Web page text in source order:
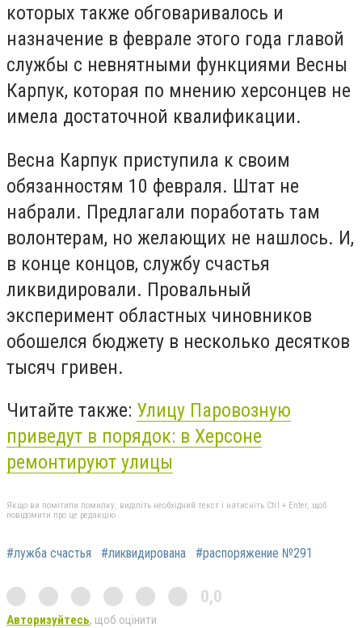
которых также обговаривалось и
назначение в феврале этого года главой
службы с невнятными функциями Весны
Карпук, которая по мнению херсонцев не
имела достаточной квалификации.
Весна Карпук приступила к своим
обязанностям 10 февраля. Штат не
набрали. Предлагали поработать там
волонтерам, но желающих не нашлось. И,
в конце концов, службу счастья
ликвидировали. Провальный
эксперимент областных чиновников
обошелся бюджету в несколько десятков
тысяч гривен.
Читайте также: Улицу Паровозную
приведут в порядок: в Херсоне
ремонтируют улицы
Якщо ви помітили помилку, виділіть необхідний текст і натисніть Ctrl + Enter, щоб
повідомити про це редакцію
#лужба счастья #ликвидирована #распоряжение №291
0,0
Авторизуйтесь, щоб оцінити